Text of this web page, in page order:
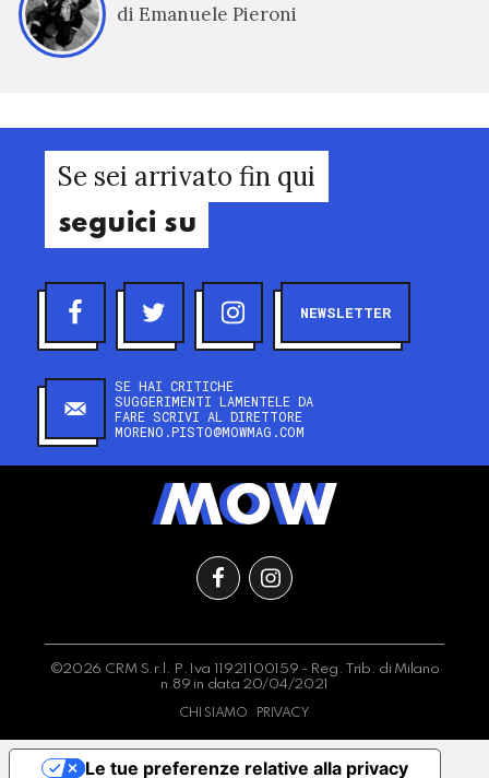
di Emanuele Pieroni
Se sei arrivato fin qui
seguici su
NEWSLETTER
SE HAI CRITICHE
SUGGERIMENTI LAMENTELE DA
FARE SCRIVI AL DIRETTORE
MORENO.PISTO@MOWMAG.COM
©2026 CRM S.r.l. P.Iva 11921100159 - Reg. Trib. di Milano
n.89 in data 20/04/2021
CHI SIAMO PRIVACY
Le tue preferenze relative alla privacy